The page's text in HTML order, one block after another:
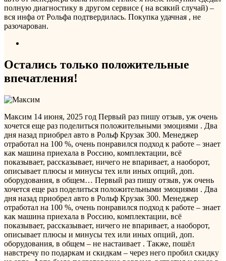
полную диагностику в другом сервисе ( на всякий случай) –
вся инфа от Рольфа подтвердилась. Покупка удачная , не
разочарован.
Остались только положительные
впечатления!
Максим 14 июня, 2025 год Первый раз пишу отзыв, уж очень
хочется еще раз поделиться положительными эмоциями . Два
дня назад приобрел авто в Рольф Крузак 300. Менеджер
отработал на 100 %, очень понравился подход к работе – знает
как машина приехала в Россию, комплектации, всё
показывает, рассказывает, ничего не впаривает, а наоборот,
описывает плюсы и минусы тех или иных опций, доп.
оборудования, в общем… Первый раз пишу отзыв, уж очень
хочется еще раз поделиться положительными эмоциями . Два
дня назад приобрел авто в Рольф Крузак 300. Менеджер
отработал на 100 %, очень понравился подход к работе – знает
как машина приехала в Россию, комплектации, всё
показывает, рассказывает, ничего не впаривает, а наоборот,
описывает плюсы и минусы тех или иных опций, доп.
оборудования, в общем – не настаивает . Также, пошёл
навстречу по подаркам и скидкам – через него пробил скидку